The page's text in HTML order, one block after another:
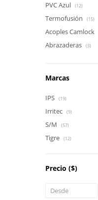
PVC Azul (12)
Termofusión (15)
Acoples Camlock
Abrazaderas (3)
Marcas
IPS (19)
Irritec (9)
S/M (57)
Tigre (12)
Precio ($)